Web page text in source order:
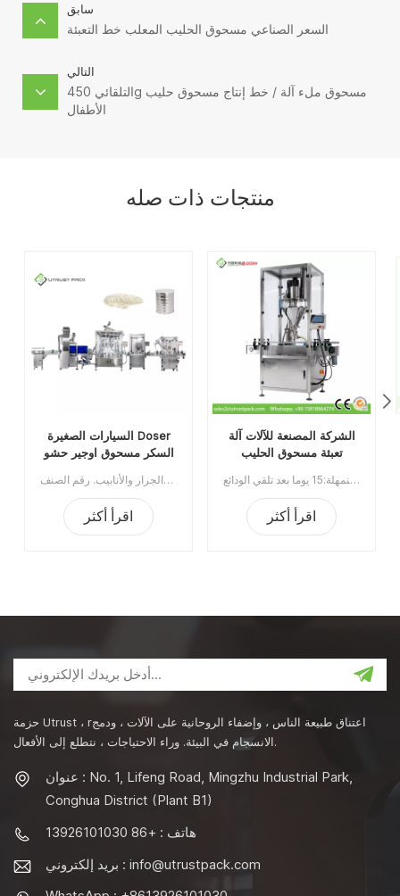
سابق
السعر الصناعي مسحوق الحليب المعلب خط التعبئة
التالي
التلقائي 450g مسحوق ملء آلة / خط إنتاج مسحوق حليب
الأطفال
منتجات ذات صله
السيارات الصغيرة Doser
السكر مسحوق اوجير حشو
آلة تعبئة مسحوق السكر ذات الجرعات الصغيرة الأوتوماتيكية للعلبة ذات الناقل اللولبي تستخدم على نطاق واسع في الصناعات الغذائية والصيدلانية والكيميائية المطبقة على علب البلاستيك والقصدير والألمنيوم والورق والزجاجات والجرار والأنابيب. رقم الصنف:UT0AGZ1الحد الأدنى للطلب:1قسط: تي / تميناء الشحن:قوانغتشو المنطقة الأصلية: قوانغتشو، الصينمهلة:30 يوما بعد تلقي الودائع
اقرأ أكثر
الشركة المصنعة للآلات آلة
تعبئة مسحوق الحليب
Doser اوجير حشو
آلة تعبئة مسحوق الحليب / حشو أوجيه الدوسر: سعة وعاء مختلفة 15 لتر / 30 لتر / 50/100 لتر لقياس النطاق ، هذه الآلة مناسبة لملء الزجاجات والعلب والصناديق بمسحوق مسحوق ، مثل مسحوق الحليب ، ومسحوق الزلال ، والقهوة ، والجلوكوز ، الطب الصلب ، بودرة التلك ، الصبغات ، النكهات والعطور الحد الأدنى للطلب:1قسط:تي / تميناء الشحن:قوانغتشوالمنطقة الأصلية:الصينمهلة:15 يوما بعد تلقي الودائع
اقرأ أكثر
حزمة Utrust ، rاعتناق طبيعة الناس ، وإضفاء الروحانية على الآلات ، ودمج
الانسجام في البيئة. وراء الاحتياجات ، نتطلع إلى الأفعال.
عنوان : No. 1, Lifeng Road, Mingzhu Industrial Park,
Conghua District (Plant B1)
هاتف : +86 13926101030
بريد إلكتروني : info@utrustpack.com